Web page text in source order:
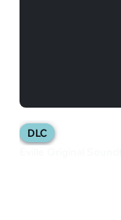
DLC